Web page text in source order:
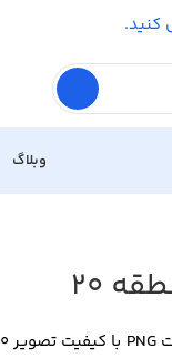
کنید.
وبلاگ
20